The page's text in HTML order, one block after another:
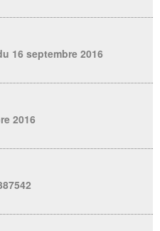
16 septembre 2016
2016